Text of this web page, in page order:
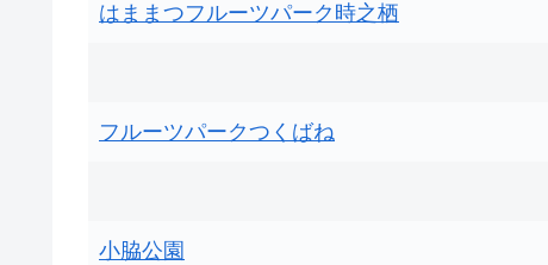
はままつフルーツパーク時之栖
フルーツパークつくばね
小脇公園